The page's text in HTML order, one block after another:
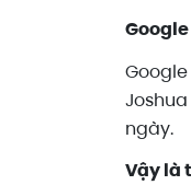
ngày.
Vậy là